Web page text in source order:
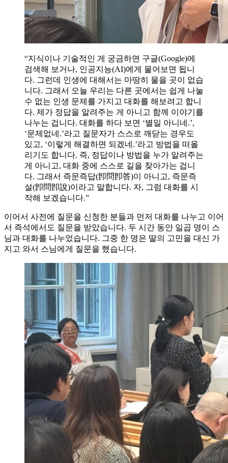
“지식이나 기술적인 게 궁금하면 구글(Google)에
검색해 보거나, 인공지능(AI)에게 물어보면 됩니
다. 그런데 인생에 대해서는 마땅히 물을 곳이 없습
니다. 그래서 오늘 우리는 다른 곳에서는 쉽게 나눌
수 없는 인생 문제를 가지고 대화를 해보려고 합니
다. 제가 정답을 알려주는 게 아니고 함께 이야기를
나누는 겁니다. 대화를 하다 보면 ‘별일 아니네.’,
‘문제없네.’라고 질문자가 스스로 깨닫는 경우도
있고, ‘이렇게 해결하면 되겠네.’라고 방법을 떠올
리기도 합니다. 즉, 정답이나 방법을 누가 알려주는
게 아니고, 대화 중에 스스로 길을 찾아가는 겁니
다. 그래서 즉문즉답(卽問卽答)이 아니고, 즉문즉
설(卽問卽說)이라고 말합니다. 자, 그럼 대화를 시
작해 보겠습니다.”
이어서 사전에 질문을 신청한 분들과 먼저 대화를 나누고 이어
서 즉석에서도 질문을 받았습니다. 두 시간 동안 일곱 명이 스
님과 대화를 나누었습니다. 그중 한 명은 딸의 고민을 대신 가
지고 와서 스님에게 질문을 했습니다.